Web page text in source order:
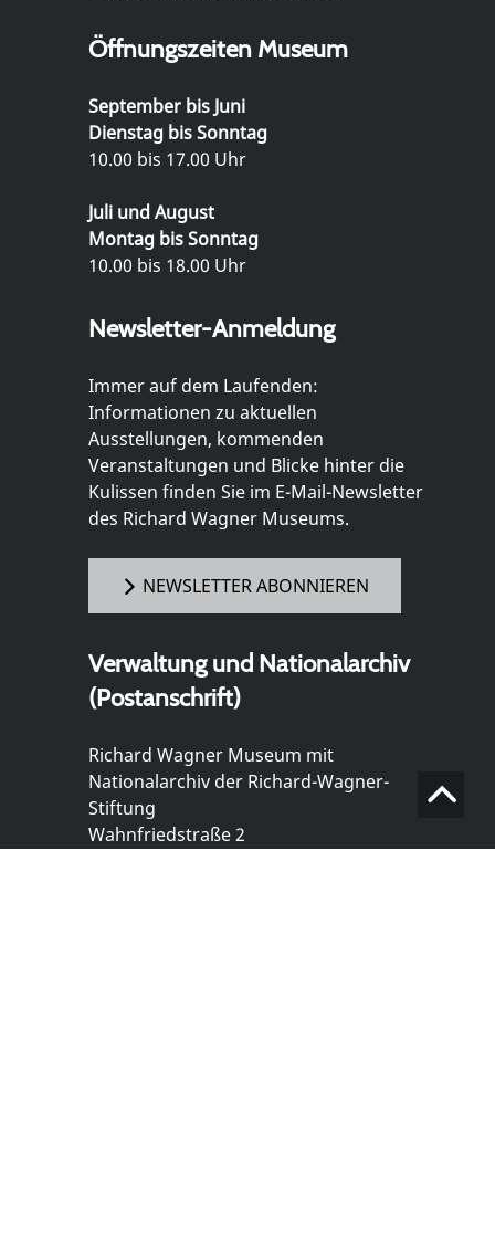
Öffnungszeiten Museum
September bis Juni
Dienstag bis Sonntag
10.00 bis 17.00 Uhr
Juli und August
Montag bis Sonntag
10.00 bis 18.00 Uhr
Newsletter-Anmeldung
Immer auf dem Laufenden:
Informationen zu aktuellen
Ausstellungen, kommenden
Veranstaltungen und Blicke hinter die
Kulissen finden Sie im E-Mail-Newsletter
des Richard Wagner Museums.
NEWSLETTER ABONNIEREN
Verwaltung und Nationalarchiv
(Postanschrift)
Richard Wagner Museum mit
Nationalarchiv der Richard-Wagner-
Stiftung
Wahnfriedstraße 2